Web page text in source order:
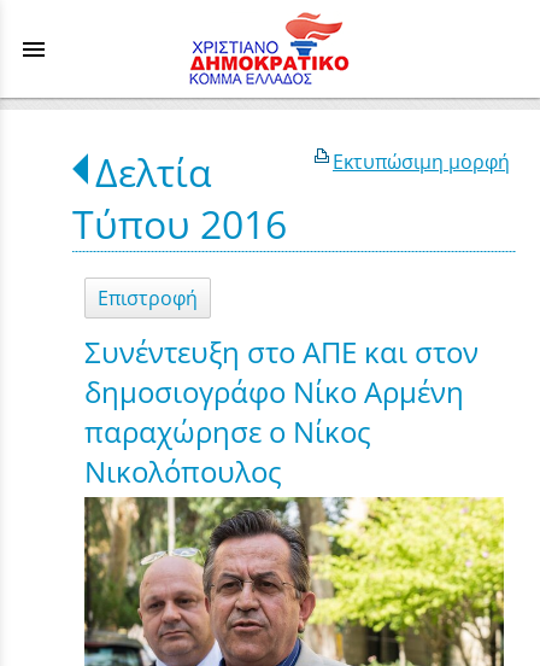
menu
Εκτυπώσιμη μορφή
Δελτία
Τύπου 2016
Επιστροφή
Συνέντευξη στο ΑΠΕ και στον
δημοσιογράφο Νίκο Αρμένη
παραχώρησε ο Νίκος
Νικολόπουλος